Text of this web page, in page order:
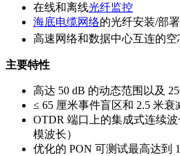
在线和离线光纤监控
海底电缆网络的光纤安装/部
高速网络和数据中心互连的
主要特性
高达 50 dB 的动态范围以及
≤ 65 厘米事件盲区和 2.5 米衰
OTDR 端口上的集成式连续
模波长）
优化的 PON 可测试最高达到